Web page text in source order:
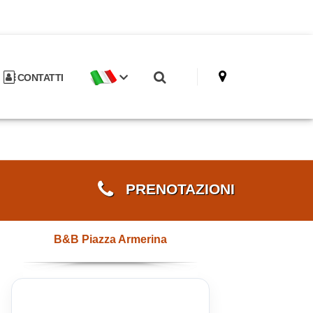
CONTATTI
PRENOTAZIONI
B&B Piazza Armerina